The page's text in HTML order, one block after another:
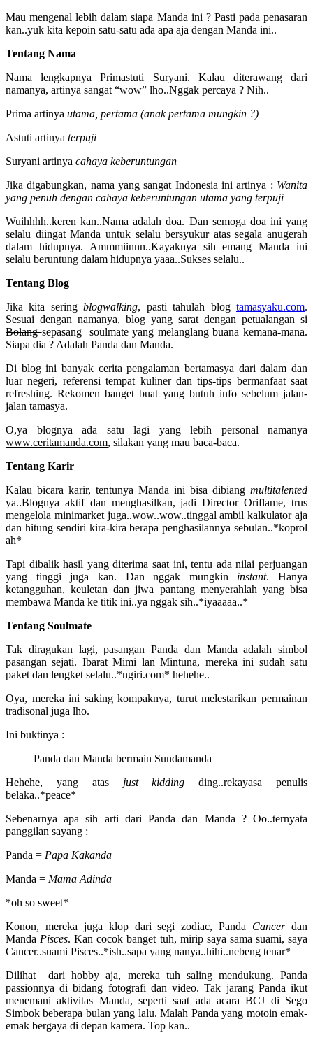
Mau mengenal lebih dalam siapa Manda ini ? Pasti pada penasaran
kan..yuk kita kepoin satu-satu ada apa aja dengan Manda ini..
Tentang Nama
Nama lengkapnya Primastuti Suryani. Kalau diterawang dari
namanya, artinya sangat “wow” lho..Nggak percaya ? Nih..
Prima artinya utama, pertama (anak pertama mungkin ?)
Astuti artinya terpuji
Suryani artinya cahaya keberuntungan
Jika digabungkan, nama yang sangat Indonesia ini artinya : Wanita
yang penuh dengan cahaya keberuntungan utama yang terpuji
Wuihhhh..keren kan..Nama adalah doa. Dan semoga doa ini yang
selalu diingat Manda untuk selalu bersyukur atas segala anugerah
dalam hidupnya. Ammmiinnn..Kayaknya sih emang Manda ini
selalu beruntung dalam hidupnya yaaa..Sukses selalu..
Tentang Blog
Jika kita seringblogwalking, pasti tahulah blogtamasyaku.com.
Sesuai dengan namanya, blog yang sarat dengan petualangan si
Bolangsepasang soulmate yang melanglang buana kemana-mana.
Siapa dia ? Adalah Panda dan Manda.
Di blog ini banyak cerita pengalaman bertamasya dari dalam dan
luar negeri, referensi tempat kuliner dan tips-tips bermanfaat saat
refreshing. Rekomen banget buat yang butuh info sebelum jalan-
jalan tamasya.
O,ya blognya ada satu lagi yang lebih personal namanya
www.ceritamanda.com, silakan yang mau baca-baca.
Tentang Karir
Kalau bicara karir, tentunya Manda ini bisa dibiang multitalented
ya..Blognya aktif dan menghasilkan, jadi Director Oriflame, trus
mengelola minimarket juga..wow..wow..tinggal ambil kalkulator aja
dan hitung sendiri kira-kira berapa penghasilannya sebulan..*koprol
ah*
Tapi dibalik hasil yang diterima saat ini, tentu ada nilai perjuangan
yang tinggi juga kan. Dan nggak mungkin instant. Hanya
ketangguhan, keuletan dan jiwa pantang menyerahlah yang bisa
membawa Manda ke titik ini..ya nggak sih..*iyaaaaa..*
Tentang Soulmate
Tak diragukan lagi, pasangan Panda dan Manda adalah simbol
pasangan sejati. Ibarat Mimi lan Mintuna, mereka ini sudah satu
paket dan lengket selalu..*ngiri.com* hehehe..
Oya, mereka ini saking kompaknya, turut melestarikan permainan
tradisonal juga lho.
Ini buktinya :
Panda dan Manda bermain Sundamanda
Hehehe, yang atas just kidding ding..rekayasa penulis
belaka..*peace*
Sebenarnya apa sih arti dari Panda dan Manda ? Oo..ternyata
panggilan sayang :
Panda = Papa Kakanda
Manda = Mama Adinda
*oh so sweet*
Konon, mereka juga klop dari segi zodiac, Panda Cancerdan
Manda Pisces. Kan cocok banget tuh, mirip saya sama suami, saya
Cancer..suami Pisces..*ish..sapa yang nanya..hihi..nebeng tenar*
Dilihat dari hobby aja, mereka tuh saling mendukung. Panda
passionnya di bidang fotografi dan video. Tak jarang Panda ikut
menemani aktivitas Manda, seperti saat ada acara BCJ di Sego
Simbok beberapa bulan yang lalu. Malah Panda yang motoin emak-
emak bergaya di depan kamera. Top kan..